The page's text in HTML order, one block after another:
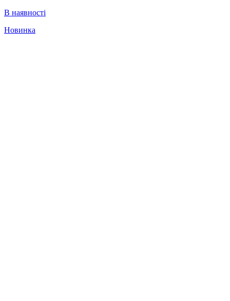
В наявності
Новинка